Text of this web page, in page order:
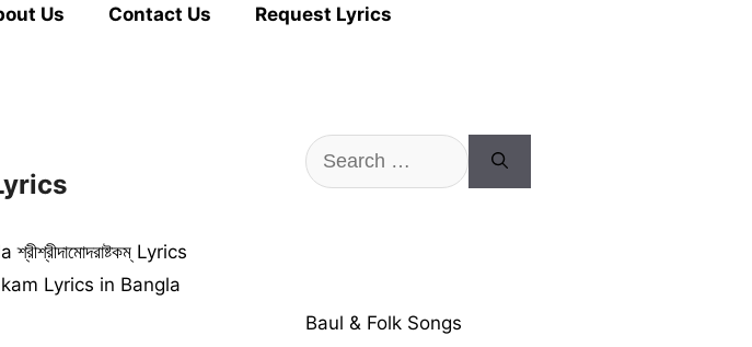
Us Contact Us Request Lyrics
Lyrics
Lyrics in Bangla
Search
for:
Baul & Folk Songs